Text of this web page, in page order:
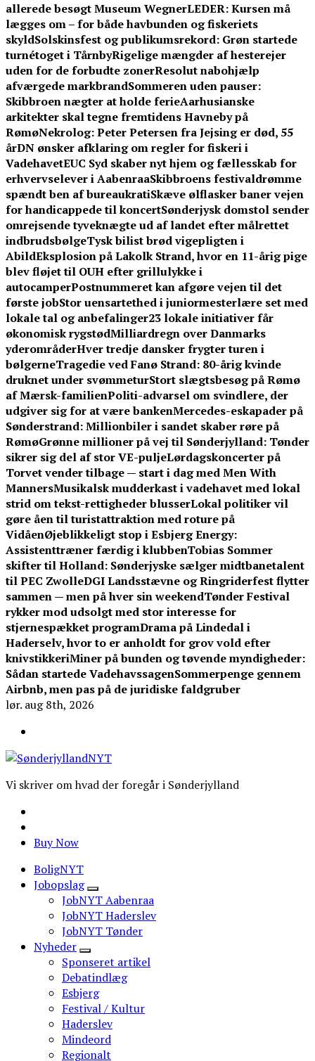
allerede besøgt Museum WegnerLEDER: Kursen må
lægges om – for både havbunden og fiskeriets
skyldSolskinsfest og publikumsrekord: Grøn startede
turnétoget i TårnbyRigelige mængder af hesterejer
uden for de forbudte zonerResolut nabohjælp
afværgede markbrandSommeren uden pauser:
Skibbroen nægter at holde ferieAarhusianske
arkitekter skal tegne fremtidens Havneby på
RømøNekrolog: Peter Petersen fra Jejsing er død, 55
årDN ønsker afklaring om regler for fiskeri i
VadehavetEUC Syd skaber nyt hjem og fællesskab for
erhvervselever i AabenraaSkibbroens festivaldrømme
spændt ben af bureaukratiSkæve ølflasker baner vejen
for handicappede til koncertSønderjysk domstol sender
omrejsende tyveknægte ud af landet efter målrettet
indbrudsbølgeTysk bilist brød vigepligten i
AbildEksplosion på Lakolk Strand, hvor en 11-årig pige
blev fløjet til OUH efter grillulykke i
autocamperPostnummeret kan afgøre vejen til det
første jobStor uensartethed i juniormesterlære set med
lokale tal og anbefalinger23 lokale initiativer får
økonomisk rygstødMilliardregn over Danmarks
yderområderHver tredje dansker frygter turen i
bølgerneTragedie ved Fanø Strand: 80-årig kvinde
druknet under svømmeturStort slægtsbesøg på Rømø
af Mærsk-familienPoliti-advarsel om svindlere, der
udgiver sig for at være bankenMercedes-eskapader på
Sønderstrand: Millionbiler i sandet skaber røre på
RømøGrønne millioner på vej til Sønderjylland: Tønder
sikrer sig del af stor VE-puljeLørdagskoncerter på
Torvet vender tilbage — start i dag med Men With
MannersMusikalsk mudderkast i vadehavet med lokal
strid om tekst-rettigheder blusserLokal politiker vil
gøre åen til turistattraktion med roture på
VidåenØjeblikkeligt stop i Esbjerg Energy:
Assistenttræner færdig i klubbenTobias Sommer
skifter til Holland: Sønderjyske sælger midtbanetalent
til PEC ZwolleDGI Landsstævne og Ringriderfest flytter
sammen — men på hver sin weekendTønder Festival
rykker mod udsolgt med stor interesse for
stjernespækket programDrama på Lindedal i
Haderselv, hvor to er anholdt for grov vold efter
knivstikkeriMiner på bunden og tøvende myndigheder:
Sådan startede VadehavssagenSommerpenge gennem
Airbnb, men pas på de juridiske faldgruber
lør. aug 8th, 2026
Vi skriver om hvad der foregår i Sønderjylland
Buy Now
BoligNYT
Jobopslag
JobNYT Aabenraa
JobNYT Haderslev
JobNYT Tønder
Nyheder
Sponseret artikel
Debatindlæg
Esbjerg
Festival / Kultur
Haderslev
Mindeord
Regionalt